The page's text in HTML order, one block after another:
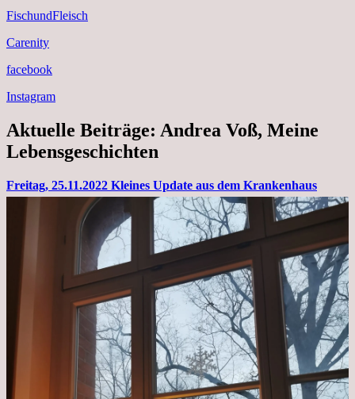
FischundFleisch
Carenity
facebook
Instagram
Aktuelle Beiträge: Andrea Voß, Meine
Lebensgeschichten
Freitag, 25.11.2022 Kleines Update aus dem Krankenhaus